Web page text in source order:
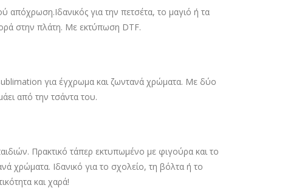
απόχρωση.Ιδανικός για την πετσέτα, το μαγιό ή τα
στην πλάτη. Με εκτύπωση DTF.
για έγχρωμα και ζωντανά χρώματα. Με δύο
από την τσάντα του.
Πρακτικό τάπερ εκτυπωμένο με φιγούρα και το
χρώματα. Ιδανικό για το σχολείο, τη βόλτα ή το
και χαρά!